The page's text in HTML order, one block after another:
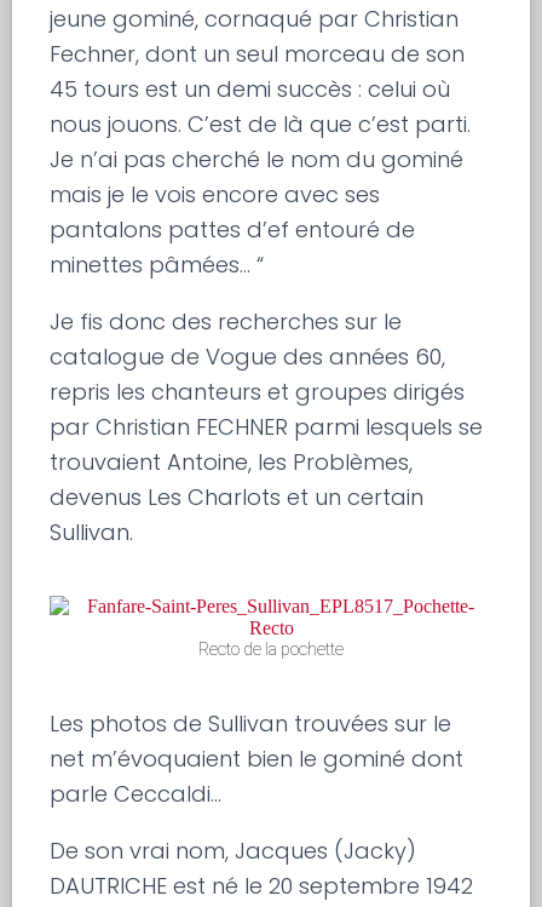
jeune gominé, cornaqué par Christian
Fechner, dont un seul morceau de son
45 tours est un demi succès : celui où
nous jouons. C’est de là que c’est parti.
Je n’ai pas cherché le nom du gominé
mais je le vois encore avec ses
pantalons pattes d’ef entouré de
minettes pâmées… “
Je fis donc des recherches sur le
catalogue de Vogue des années 60,
repris les chanteurs et groupes dirigés
par Christian FECHNER parmi lesquels se
trouvaient Antoine, les Problèmes,
devenus Les Charlots et un certain
Sullivan.
Recto de la pochette
Les photos de Sullivan trouvées sur le
net m’évoquaient bien le gominé dont
parle Ceccaldi…
De son vrai nom, Jacques (Jacky)
DAUTRICHE est né le 20 septembre 1942